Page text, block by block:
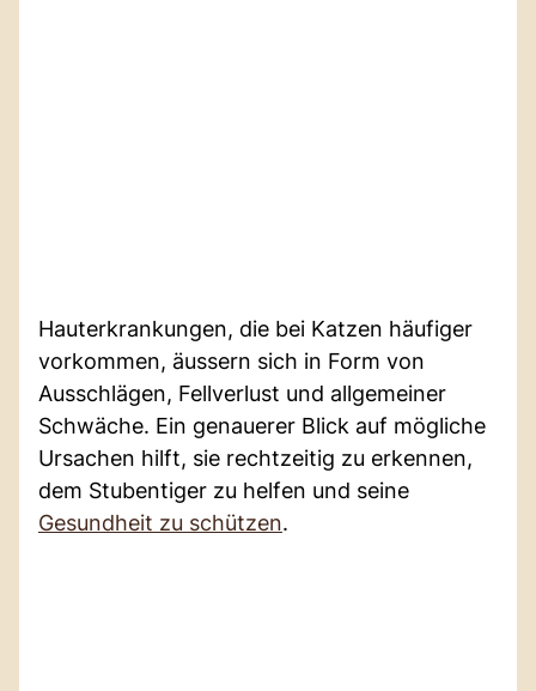
Hauterkrankungen, die bei Katzen häufiger
vorkommen, äussern sich in Form von
Ausschlägen, Fellverlust und allgemeiner
Schwäche. Ein genauerer Blick auf mögliche
Ursachen hilft, sie rechtzeitig zu erkennen,
dem Stubentiger zu helfen und seine
Gesundheit zu schützen.